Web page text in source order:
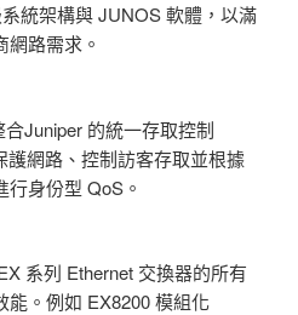
統架構與 JUNOS 軟體，以滿
網路需求。
Juniper 的統一存取控制
護網路、控制訪客存取並根據
身份型 QoS。
系列 Ethernet 交換器的所有
。例如 EX8200 模組化